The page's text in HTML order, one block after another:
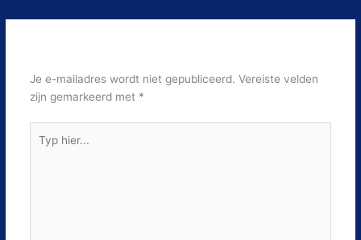
Je e-mailadres wordt niet gepubliceerd. Vereiste velden
zijn gemarkeerd met *
hier...